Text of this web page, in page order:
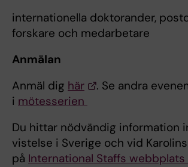
internationella doktorander,
forskare och medarbetare
Anmälan
Anmäl dig här
. Se andra
i mötesserien
Du hittar nödvändig information
vistelse i Sverige och vid
på International Staffs webbplats